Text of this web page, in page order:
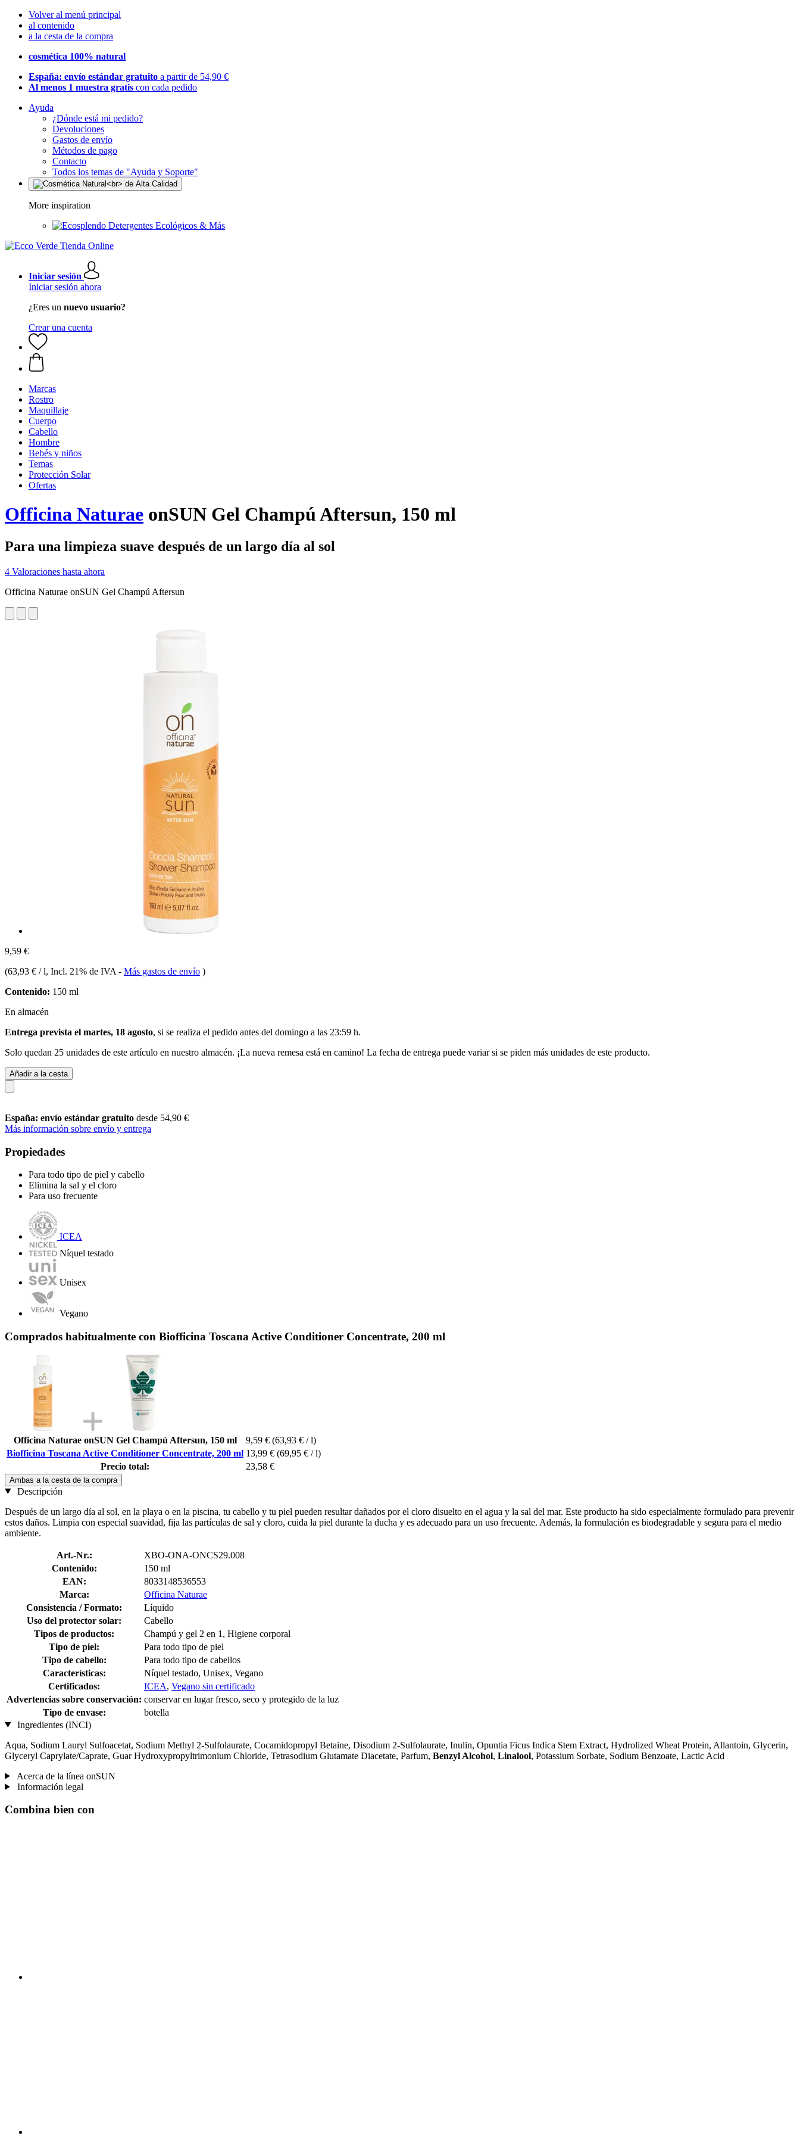
Volver al menú principal
al contenido
a la cesta de la compra
cosmética 100% natural
España: envío estándar gratuito a partir de 54,90 €
Al menos 1 muestra gratis con cada pedido
Ayuda
¿Dónde está mi pedido?
Devoluciones
Gastos de envío
Métodos de pago
Contacto
Todos los temas de "Ayuda y Soporte"
More inspiration
Detergentes Ecológicos & Más
Iniciar sesión
Iniciar sesión ahora
¿Eres un nuevo usuario?
Crear una cuenta
Marcas
Rostro
Maquillaje
Cuerpo
Cabello
Hombre
Bebés y niños
Temas
Protección Solar
Ofertas
Officina Naturae onSUN Gel Champú Aftersun, 150 ml
Para una limpieza suave después de un largo día al sol
4 Valoraciones hasta ahora
Officina Naturae onSUN Gel Champú Aftersun
9,59 €
(63,93 € / l, Incl. 21% de IVA - Más gastos de envío )
Contenido: 150 ml
En almacén
Entrega prevista el martes, 18 agosto, si se realiza el pedido antes del domingo a las 23:59 h.
Solo quedan 25 unidades de este artículo en nuestro almacén. ¡La nueva remesa está en camino! La fecha de entrega puede variar si se piden más unidades de este producto.
Añadir a la cesta
España: envío estándar gratuito desde 54,90 €
Más información sobre envío y entrega
Propiedades
Para todo tipo de piel y cabello
Elimina la sal y el cloro
Para uso frecuente
ICEA
Níquel testado
Unisex
Vegano
Comprados habitualmente con Biofficina Toscana Active Conditioner Concentrate, 200 ml
Officina Naturae onSUN Gel Champú Aftersun, 150 ml 9,59 € (63,93 € / l)
Biofficina Toscana Active Conditioner Concentrate, 200 ml 13,99 € (69,95 € / l)
Precio total:
23,58 €
Ambas a la cesta de la compra
Descripción
Después de un largo día al sol, en la playa o en la piscina, tu cabello y tu piel pueden resultar dañados por el cloro disuelto en el agua y la sal del mar. Este producto ha sido especialmente formulado para prevenir
estos daños. Limpia con especial suavidad, fija las partículas de sal y cloro, cuida la piel durante la ducha y es adecuado para un uso frecuente. Además, la formulación es biodegradable y segura para el medio
ambiente.
Art.-Nr.:
XBO-ONA-ONCS29.008
Contenido:
150 ml
EAN:
8033148536553
Marca:
Officina Naturae
Consistencia / Formato:
Líquido
Uso del protector solar:
Cabello
Tipos de productos:
Champú y gel 2 en 1, Higiene corporal
Tipo de piel:
Para todo tipo de piel
Tipo de cabello:
Para todo tipo de cabellos
Características:
Níquel testado, Unisex, Vegano
Certificados:
ICEA, Vegano sin certificado
Advertencias sobre conservación: conservar en lugar fresco, seco y protegido de la luz
Tipo de envase:
botella
Ingredientes (INCI)
Aqua, Sodium Lauryl Sulfoacetat, Sodium Methyl 2-Sulfolaurate, Cocamidopropyl Betaine, Disodium 2-Sulfolaurate, Inulin, Opuntia Ficus Indica Stem Extract, Hydrolized Wheat Protein, Allantoin, Glycerin,
Glyceryl Caprylate/Caprate, Guar Hydroxypropyltrimonium Chloride, Tetrasodium Glutamate Diacetate, Parfum, Benzyl Alcohol, Linalool, Potassium Sorbate, Sodium Benzoate, Lactic Acid
Acerca de la línea onSUN
Información legal
Combina bien con